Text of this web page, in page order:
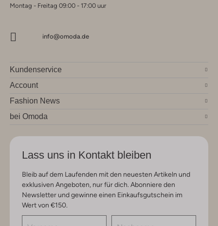
Montag - Freitag 09:00 - 17:00 uur
info@omoda.de
Kundenservice
Account
Fashion News
bei Omoda
Lass uns in Kontakt bleiben
Bleib auf dem Laufenden mit den neuesten Artikeln und
exklusiven Angeboten, nur für dich. Abonniere den
Newsletter und gewinne einen Einkaufsgutschein im
Wert von €150.